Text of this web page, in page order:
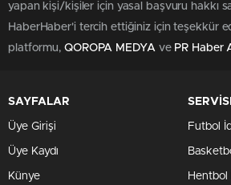
yapan kişi/kişiler için yasal başvuru hakkı
HaberHaber'i tercih ettiğiniz için teşekkür
platformu, QOROPA MEDYAve PR Haber
SAYFALAR
Üye Girişi
Üye Kaydı
Künye
Futbol
Hentbol